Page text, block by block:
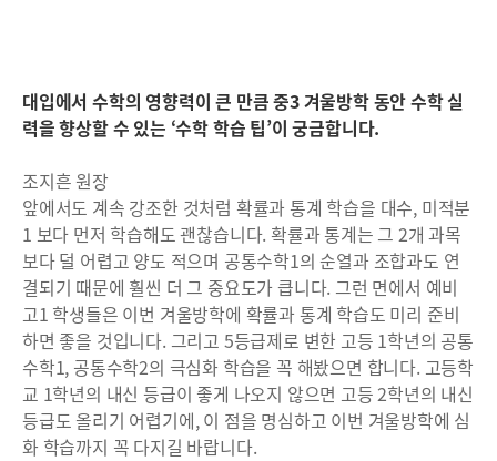
대입에서 수학의 영향력이 큰 만큼 중3 겨울방학 동안 수학 실
력을 향상할 수 있는 ‘수학 학습 팁’이 궁금합니다.
조지흔 원장
앞에서도 계속 강조한 것처럼 확률과 통계 학습을 대수, 미적분
1 보다 먼저 학습해도 괜찮습니다. 확률과 통계는 그 2개 과목
보다 덜 어렵고 양도 적으며 공통수학1의 순열과 조합과도 연
결되기 때문에 훨씬 더 그 중요도가 큽니다. 그런 면에서 예비
고1 학생들은 이번 겨울방학에 확률과 통계 학습도 미리 준비
하면 좋을 것입니다. 그리고 5등급제로 변한 고등 1학년의 공통
수학1, 공통수학2의 극심화 학습을 꼭 해봤으면 합니다. 고등학
교 1학년의 내신 등급이 좋게 나오지 않으면 고등 2학년의 내신
등급도 올리기 어렵기에, 이 점을 명심하고 이번 겨울방학에 심
화 학습까지 꼭 다지길 바랍니다.